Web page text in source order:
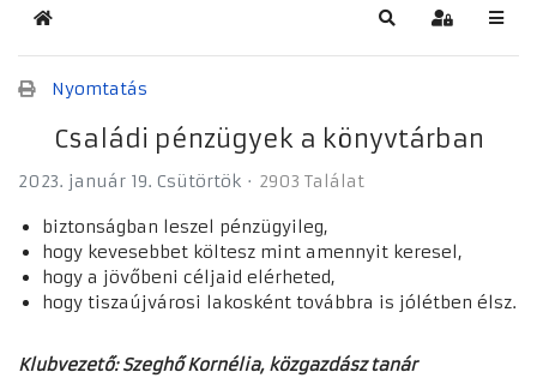
Kezdőlap Keresés
Nyomtatás
Családi pénzügyek a könyvtárban
2023. január 19. Csütörtök 2903 Találat
biztonságban leszel pénzügyileg,
hogy kevesebbet költesz mint amennyit keresel,
hogy a jövőbeni céljaid elérheted,
hogy tiszaújvárosi lakosként továbbra is jólétben élsz.
Klubvezető: Szeghő Kornélia, közgazdász tanár